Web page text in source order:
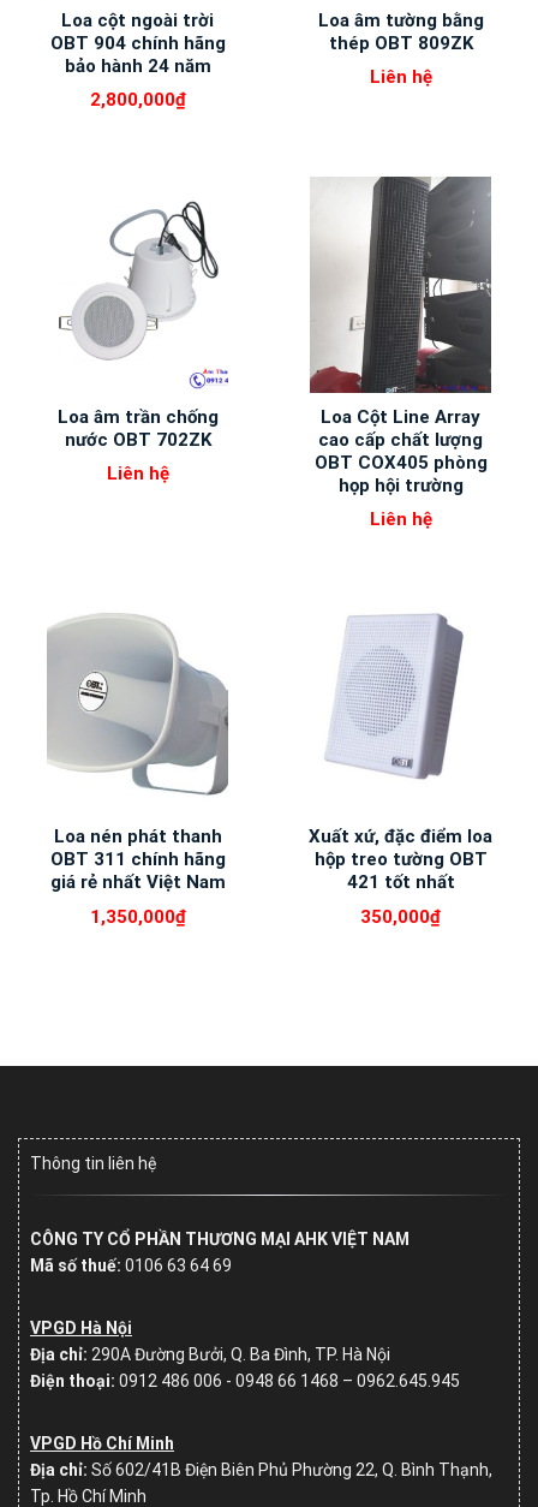
Loa cột ngoài trời
OBT 904 chính hãng
bảo hành 24 năm
2,800,000₫
Loa âm tường bằng
thép OBT 809ZK
Liên hệ
Loa âm trần chống
nước OBT 702ZK
Liên hệ
Loa Cột Line Array
cao cấp chất lượng
OBT COX405 phòng
họp hội trường
Liên hệ
Loa nén phát thanh
OBT 311 chính hãng
giá rẻ nhất Việt Nam
1,350,000₫
Xuất xứ, đặc điểm loa
hộp treo tường OBT
421 tốt nhất
350,000₫
Thông tin liên hệ
CÔNG TY CỔ PHẦN THƯƠNG MẠI AHK VIỆT NAM
Mã số thuế: 0106 63 64 69
VPGD Hà Nội
Địa chỉ: 290A Đường Bưởi, Q. Ba Đình, TP. Hà Nội
Điện thoại: 0912 486 006 - 0948 66 1468 – 0962.645.945
VPGD Hồ Chí Minh
Địa chỉ: Số602/41B Điện Biên Phủ Phường 22, Q. Bình Thạnh,
Tp. Hồ Chí Minh